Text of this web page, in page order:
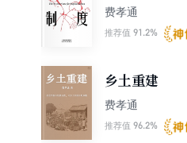
要发展思路与具体策略。同时，
出并阐述了“文化自觉”的重大命
《学术自述与反思》、《从实求
费孝通
推荐值 91.2%
乡土重建
费孝通
推荐值 96.2%